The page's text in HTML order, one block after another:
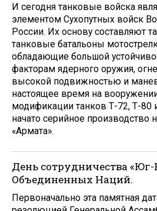
И сегодня танковые войска
элементом Сухопутных войск
России. Их основу составляют
танковые батальоны
обладающие большой
факторам ядерного оружия,
высокой подвижностью и
настоящее время на
модификации танков Т-72, Т-80
начато серийное производство
«Армата».
День сотрудничества
Объединенных Наций.
Первоначально эта памятная